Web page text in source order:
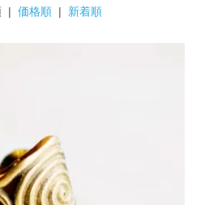
| 価格順 | 新着順